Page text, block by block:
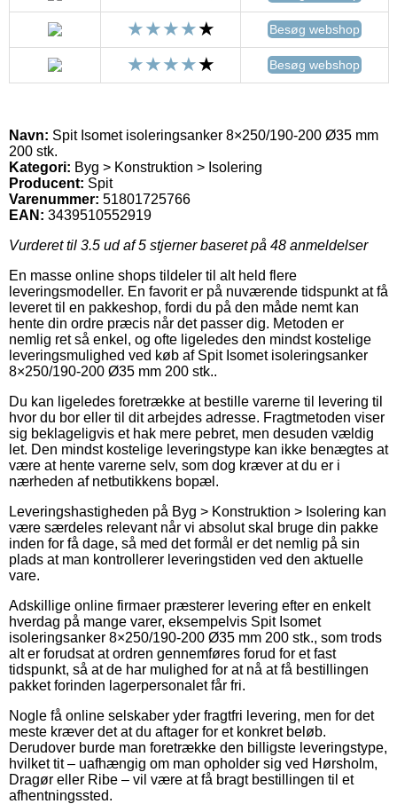
Besøg webshop
Besøg webshop
Navn: Spit Isomet isoleringsanker 8×250/190-200 Ø35 mm
200 stk.
Kategori: Byg > Konstruktion > Isolering
Producent: Spit
Varenummer: 51801725766
EAN: 3439510552919
Vurderet til 3.5 ud af 5 stjerner baseret på 48 anmeldelser
En masse online shops tildeler til alt held flere
leveringsmodeller. En favorit er på nuværende tidspunkt at få
leveret til en pakkeshop, fordi du på den måde nemt kan
hente din ordre præcis når det passer dig. Metoden er
nemlig ret så enkel, og ofte ligeledes den mindst kostelige
leveringsmulighed ved køb af Spit Isomet isoleringsanker
8×250/190-200 Ø35 mm 200 stk..
Du kan ligeledes foretrække at bestille varerne til levering til
hvor du bor eller til dit arbejdes adresse. Fragtmetoden viser
sig beklageligvis et hak mere pebret, men desuden vældig
let. Den mindst kostelige leveringstype kan ikke benægtes at
være at hente varerne selv, som dog kræver at du er i
nærheden af netbutikkens bopæl.
Leveringshastigheden på Byg > Konstruktion > Isolering kan
være særdeles relevant når vi absolut skal bruge din pakke
inden for få dage, så med det formål er det nemlig på sin
plads at man kontrollerer leveringstiden ved den aktuelle
vare.
Adskillige online firmaer præsterer levering efter en enkelt
hverdag på mange varer, eksempelvis Spit Isomet
isoleringsanker 8×250/190-200 Ø35 mm 200 stk., som trods
alt er forudsat at ordren gennemføres forud for et fast
tidspunkt, så at de har mulighed for at nå at få bestillingen
pakket forinden lagerpersonalet får fri.
Nogle få online selskaber yder fragtfri levering, men for det
meste kræver det at du aftager for et konkret beløb.
Derudover burde man foretrække den billigste leveringstype,
hvilket tit – uafhængig om man opholder sig ved Hørsholm,
Dragør eller Ribe – vil være at få bragt bestillingen til et
afhentningssted.